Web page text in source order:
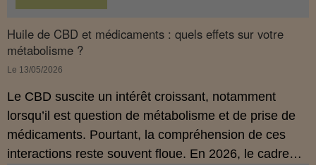
Huile de CBD et médicaments : quels effets sur votre
métabolisme ?
Le 13/05/2026
Le CBD suscite un intérêt croissant, notamment
lorsqu’il est question de métabolisme et de prise de
médicaments. Pourtant, la compréhension de ces
interactions reste souvent floue. En 2026, le cadre